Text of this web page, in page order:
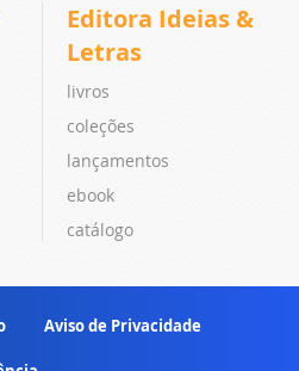
Editora Ideias &
Letras
livros
coleções
lançamentos
ebook
catálogo
Aviso de Privacidade